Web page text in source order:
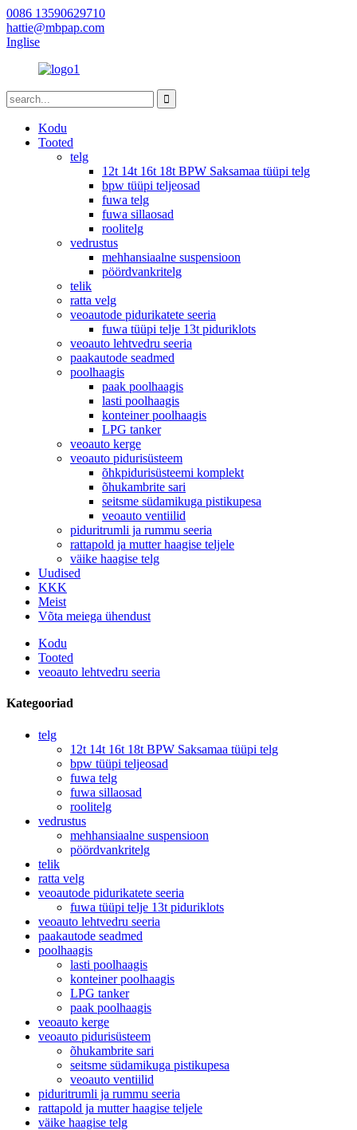
0086 13590629710
hattie@mbpap.com
Inglise
Kodu
Tooted
telg
12t 14t 16t 18t BPW Saksamaa tüüpi telg
bpw tüüpi teljeosad
fuwa telg
fuwa sillaosad
roolitelg
vedrustus
mehhansiaalne suspensioon
pöördvankritelg
telik
ratta velg
veoautode pidurikatete seeria
fuwa tüüpi telje 13t piduriklots
veoauto lehtvedru seeria
paakautode seadmed
poolhaagis
paak poolhaagis
lasti poolhaagis
konteiner poolhaagis
LPG tanker
veoauto kerge
veoauto pidurisüsteem
õhkpidurisüsteemi komplekt
õhukambrite sari
seitsme südamikuga pistikupesa
veoauto ventiilid
piduritrumli ja rummu seeria
rattapold ja mutter haagise teljele
väike haagise telg
Uudised
KKK
Meist
Võta meiega ühendust
Kodu
Tooted
veoauto lehtvedru seeria
Kategooriad
telg
12t 14t 16t 18t BPW Saksamaa tüüpi telg
bpw tüüpi teljeosad
fuwa telg
fuwa sillaosad
roolitelg
vedrustus
mehhansiaalne suspensioon
pöördvankritelg
telik
ratta velg
veoautode pidurikatete seeria
fuwa tüüpi telje 13t piduriklots
veoauto lehtvedru seeria
paakautode seadmed
poolhaagis
lasti poolhaagis
konteiner poolhaagis
LPG tanker
paak poolhaagis
veoauto kerge
veoauto pidurisüsteem
õhukambrite sari
seitsme südamikuga pistikupesa
veoauto ventiilid
piduritrumli ja rummu seeria
rattapold ja mutter haagise teljele
väike haagise telg